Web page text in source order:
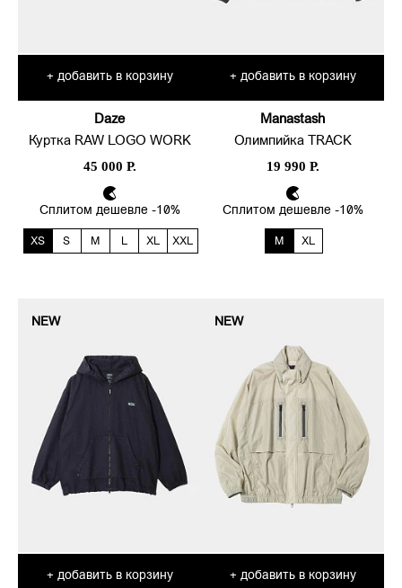
+ добавить в корзину
Daze
Куртка RAW LOGO WORK
45 000 Р.
Сплитом дешевле -10%
XS S M L XL XXL
+ добавить в корзину
Manastash
Олимпийка TRACK
19 990 Р.
Сплитом дешевле -10%
M XL
NEW
+ добавить в корзину
NEW
+ добавить в корзину